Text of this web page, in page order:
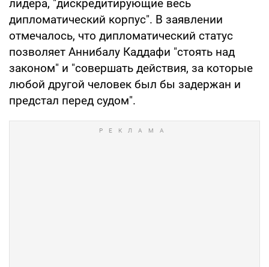
лидера, "дискредитирующие весь
дипломатический корпус". В заявлении
отмечалось, что дипломатический статус
позволяет Аннибалу Каддафи "стоять над
законом" и "совершать действия, за которые
любой другой человек был бы задержан и
предстал перед судом".